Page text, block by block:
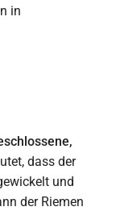
dass der
und
der Riemen